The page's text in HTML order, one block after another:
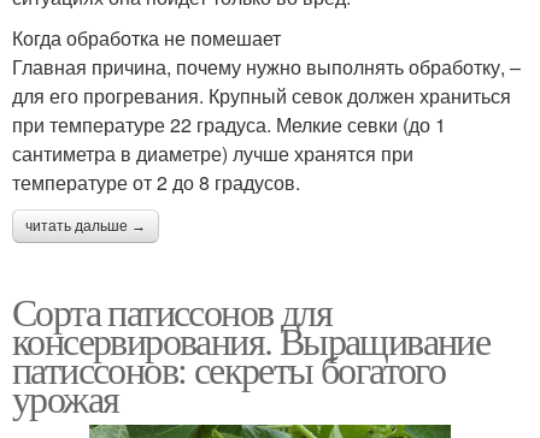
Когда обработка не помешает
Главная причина, почему нужно выполнять обработку, –
для его прогревания. Крупный севок должен храниться
при температуре 22 градуса. Мелкие севки (до 1
сантиметра в диаметре) лучше хранятся при
температуре от 2 до 8 градусов.
читать дальше →
Сорта патиссонов для
консервирования. Выращивание
патиссонов: секреты богатого
урожая